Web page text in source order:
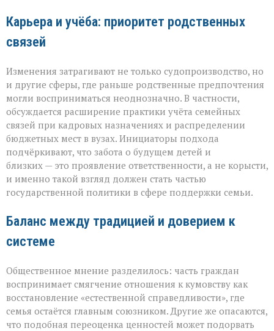
Карьера и учёба: приоритет родственных
связей
Изменения затрагивают не только судопроизводство, но
и другие сферы, где раньше родственные предпочтения
могли восприниматься неоднозначно. В частности,
обсуждается расширение практики учёта семейных
связей при кадровых назначениях и распределении
бюджетных мест в вузах. Инициаторы подхода
подчёркивают, что забота о будущем детей и
близких — это проявление ответственности, а не корысти,
и именно такой взгляд должен стать частью
государственной политики в сфере поддержки семьи.
Баланс между традицией и доверием к
системе
Общественное мнение разделилось: часть граждан
воспринимает смягчение отношения к кумовству как
восстановление «естественной справедливости», где
семья остаётся главным союзником. Другие же опасаются,
что подобная переоценка ценностей может подорвать